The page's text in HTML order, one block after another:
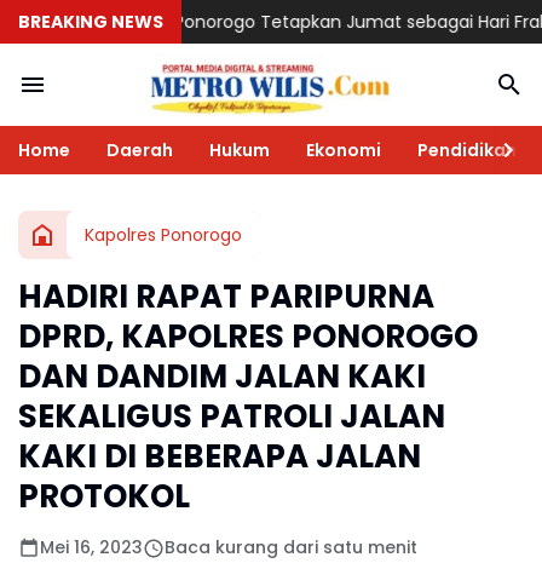
BREAKING NEWS
Tetapkan Jumat sebagai Hari Fraksi, Dwi Agus: Wadah
Home Daerah Hukum Ekonomi Pendidikan
Kapolres Ponorogo
HADIRI RAPAT PARIPURNA
DPRD, KAPOLRES PONOROGO
DAN DANDIM JALAN KAKI
SEKALIGUS PATROLI JALAN
KAKI DI BEBERAPA JALAN
PROTOKOL
Mei 16, 2023 Baca kurang dari satu menit